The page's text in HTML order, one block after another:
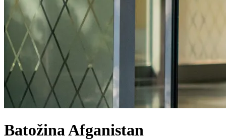
BatožinaAfganistan